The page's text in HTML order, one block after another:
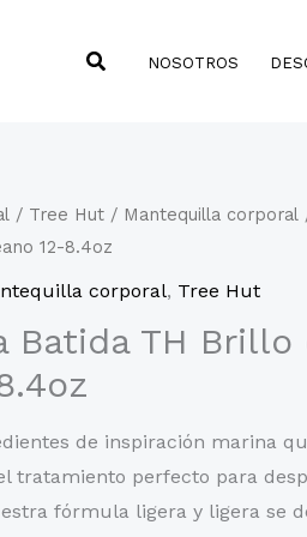
BuscarNOSOTROS
/ Tree Hut / Mantequilla corporal
12-8.4oz
corporal, Tree Hut
Batida TH Brillo
de inspiración marina
tratamiento perfecto para
fórmula ligera y ligera se